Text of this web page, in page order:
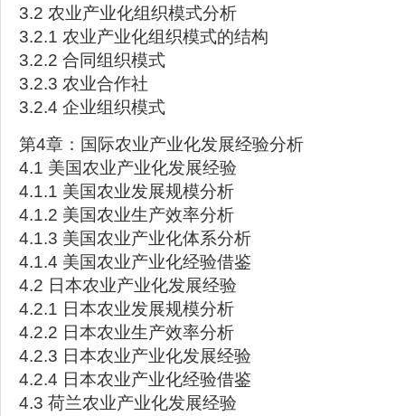
3.2 农业产业化组织模式分析
3.2.1 农业产业化组织模式的结构
3.2.2 合同组织模式
3.2.3 农业合作社
3.2.4 企业组织模式
第4章：国际农业产业化发展经验分析
4.1 美国农业产业化发展经验
4.1.1 美国农业发展规模分析
4.1.2 美国农业生产效率分析
4.1.3 美国农业产业化体系分析
4.1.4 美国农业产业化经验借鉴
4.2 日本农业产业化发展经验
4.2.1 日本农业发展规模分析
4.2.2 日本农业生产效率分析
4.2.3 日本农业产业化发展经验
4.2.4 日本农业产业化经验借鉴
4.3 荷兰农业产业化发展经验